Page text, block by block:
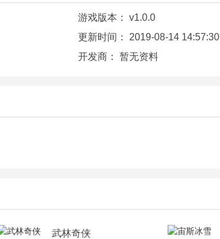
游戏版本： v1.0.0
更新时间： 2019-08-14 14:57:30
开发商： 暂无资料
武林奇侠